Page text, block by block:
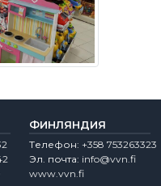
ФИНЛЯНДИЯ
Tелефон: +358 753263323
Эл. почта: info@vvn.fi
www.vvn.fi